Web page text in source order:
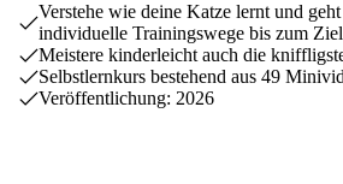
Verstehe wie deine Katze lernt und
individuelle Trainingswege bis zum Ziel
Meistere kinderleicht auch die
Selbstlernkurs bestehend aus 49
Veröffentlichung: 2026